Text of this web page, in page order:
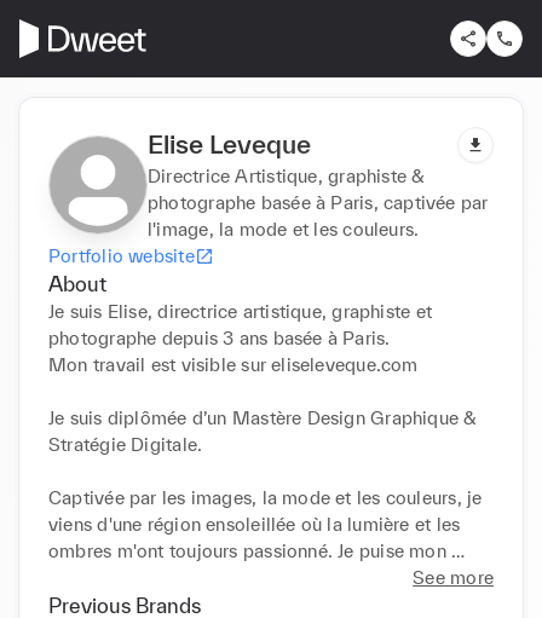
Elise Leveque
Directrice Artistique, graphiste &
photographe basée à Paris, captivée par
l'image, la mode et les couleurs.
Portfolio website
About
Je suis Elise, directrice artistique, graphiste et
photographe depuis 3 ans basée à Paris.
Mon travail est visible sur eliseleveque.com
Je suis diplômée d’un Mastère Design Graphique &
Stratégie Digitale.
Captivée par les images, la mode et les couleurs, je
viens d'une région ensoleillée où la lumière et les
ombres m'ont toujours passionné. Je puise mon
inspiration dans les photographies d'Harry Gruyaert,
la musique de Mereba et l'architecture d'intérieur.
See more
Previous Brands